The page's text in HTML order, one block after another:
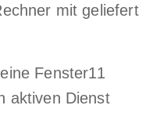
mit geliefert
Fenster11
aktiven Dienst